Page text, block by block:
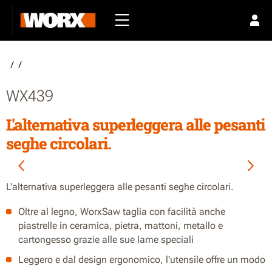
/ /
WX439
L'alternativa superleggera alle pesanti
seghe circolari.
L'alternativa superleggera alle pesanti seghe circolari.
Oltre al legno, WorxSaw taglia con facilità anche
piastrelle in ceramica, pietra, mattoni, metallo e
cartongesso grazie alle sue lame speciali
Leggero e dal design ergonomico, l'utensile offre un modo